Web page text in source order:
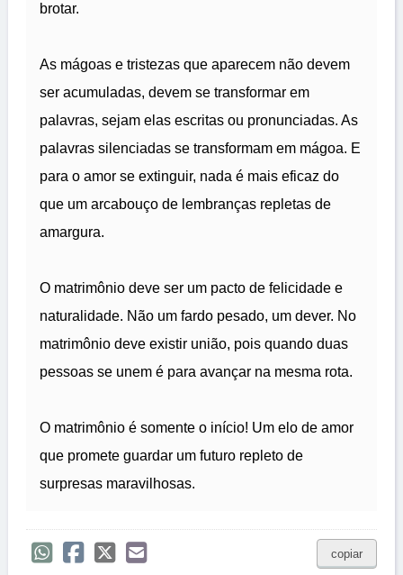
brotar.
As mágoas e tristezas que aparecem não devem
ser acumuladas, devem se transformar em
palavras, sejam elas escritas ou pronunciadas. As
palavras silenciadas se transformam em mágoa. E
para o amor se extinguir, nada é mais eficaz do
que um arcabouço de lembranças repletas de
amargura.
O matrimônio deve ser um pacto de felicidade e
naturalidade. Não um fardo pesado, um dever. No
matrimônio deve existir união, pois quando duas
pessoas se unem é para avançar na mesma rota.
O matrimônio é somente o início! Um elo de amor
que promete guardar um futuro repleto de
surpresas maravilhosas.
copiar